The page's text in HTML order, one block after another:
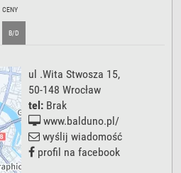
CENY
B/D
ul .Wita Stwosza 15,
50-148 Wrocław
tel: Brak
www.balduno.pl/
wyślij wiadomość
profil na facebook